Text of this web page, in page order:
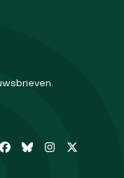
Facebook
BlueskyInstagram
Twitter